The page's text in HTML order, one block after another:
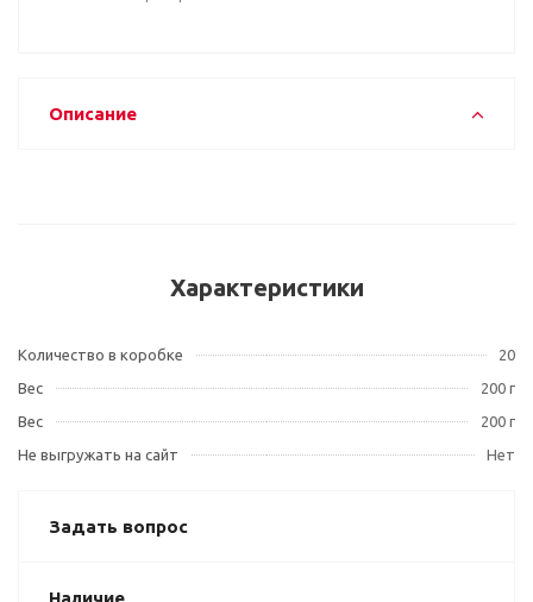
Описание
Характеристики
Количество в коробке
20
Вес
200 г
Вес
200 г
Не выгружать на сайт
Нет
Задать вопрос
Наличие